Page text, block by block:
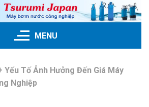
MENU
Yếu Tố Ảnh Hưởng Đến Giá Máy
Nghiệp